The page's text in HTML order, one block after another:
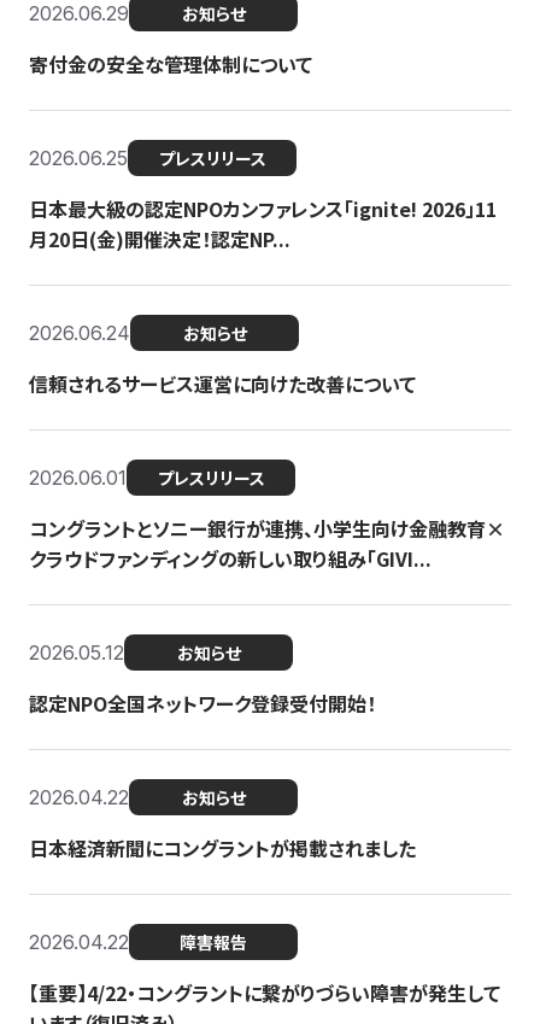
2026.06.29 お知らせ
寄付金の安全な管理体制について
2026.06.25 プレスリリース
日本最大級の認定NPOカンファレンス「ignite! 2026」11
月20日(金)開催決定！認定NP...
2026.06.24 お知らせ
信頼されるサービス運営に向けた改善について
2026.06.01 プレスリリース
コングラントとソニー銀行が連携、小学生向け金融教育×
クラウドファンディングの新しい取り組み「GIVI...
2026.05.12 お知らせ
認定NPO全国ネットワーク登録受付開始！
2026.04.22 お知らせ
日本経済新聞にコングラントが掲載されました
2026.04.22 障害報告
【重要】4/22・コングラントに繋がりづらい障害が発生して